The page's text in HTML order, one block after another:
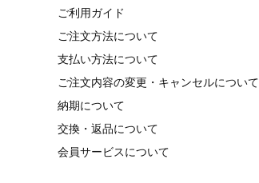
ご利用ガイド
ご注文方法について
支払い方法について
ご注文内容の変更・キャンセルについて
納期について
交換・返品について
会員サービスについて